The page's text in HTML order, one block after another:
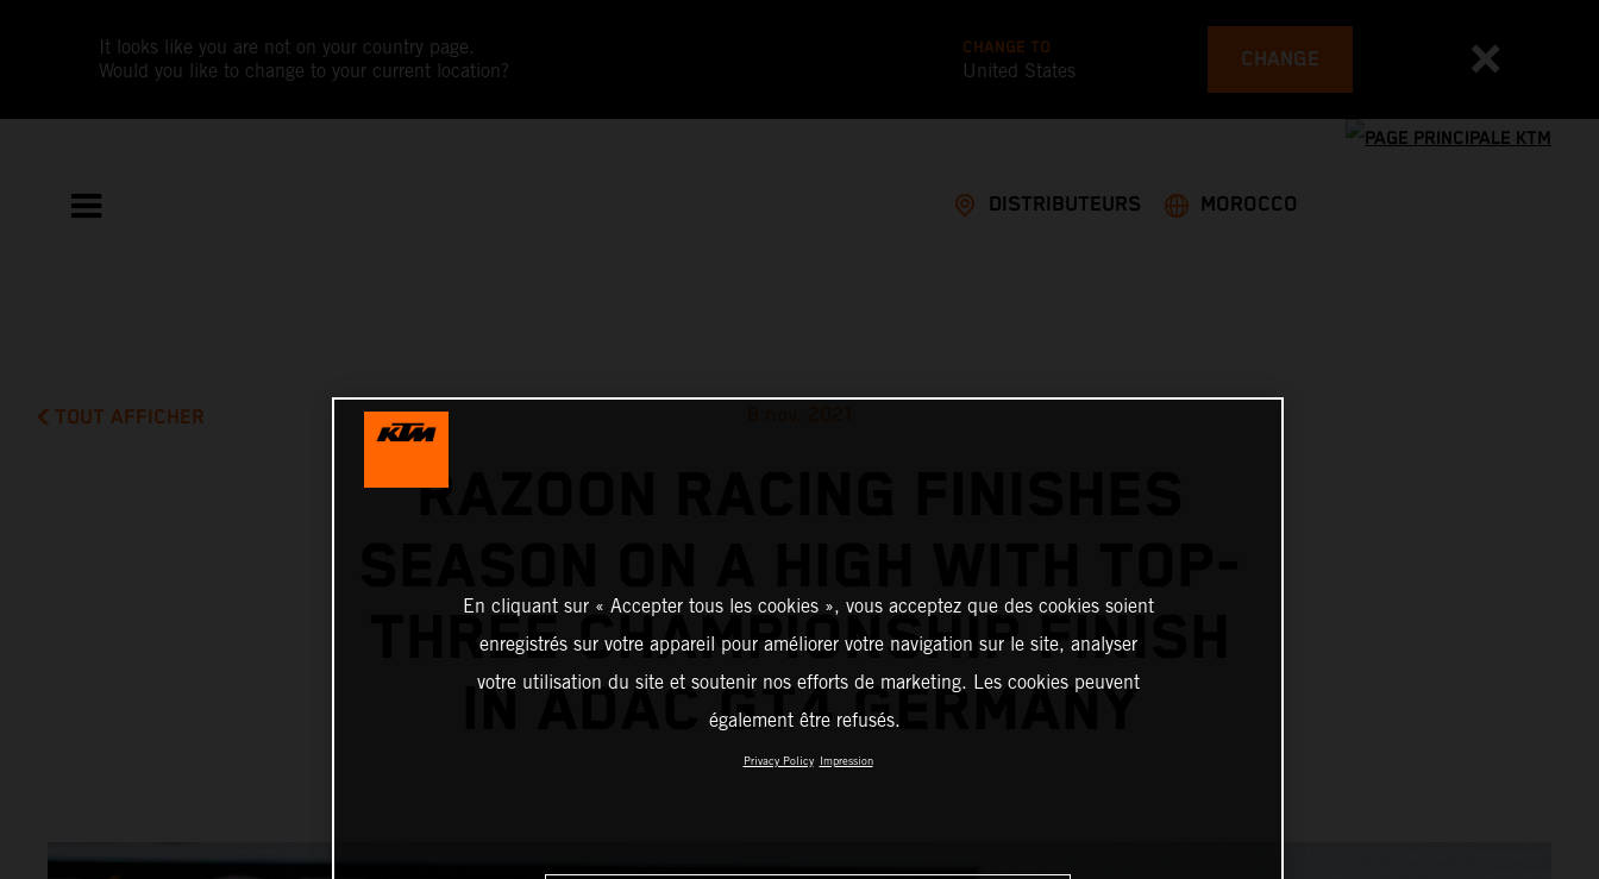
It looks like you are not on your country page.
Would you like to change to your current location?
CHANGE TO
United States CHANGE
DISTRIBUTEURS MOROCCO
TOUT AFFICHER
RAZOON RACING FINISHES
THREE CHAMPIONSHIP FINISH
IN ADAC GT4 GERMANY
En cliquant sur « Accepter tous les cookies », vous acceptez que des cookies soient
enregistrés sur votre appareil pour améliorer votre navigation sur le site, analyser
votre utilisation du site et soutenir nos efforts de marketing. Les cookies peuvent
également être refusés.
Privacy Policy Impression